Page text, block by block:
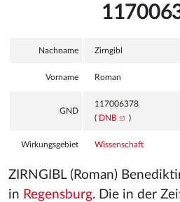
Nachname Zirngibl
Vorname Roman
GND
117006378
( DNB )
Wirkungsgebiet Wissenschaft
ZIRNGIBL (Roman)
in Regensburg. Die in der